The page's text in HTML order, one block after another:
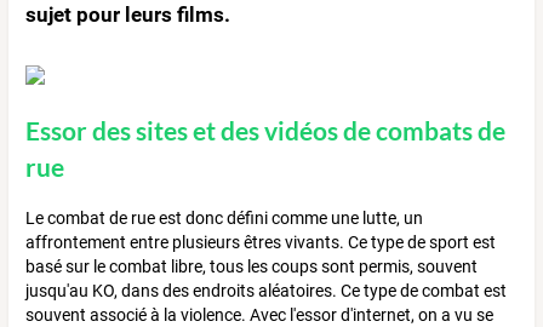
sujet pour leurs films.
Essor des sites et des vidéos de combats de
rue
Le combat de rue est donc défini comme une lutte, un
affrontement entre plusieurs êtres vivants. Ce type de sport est
basé sur le combat libre, tous les coups sont permis, souvent
jusqu'au KO, dans des endroits aléatoires. Ce type de combat est
souvent associé à la violence. Avec l'essor d'internet, on a vu se